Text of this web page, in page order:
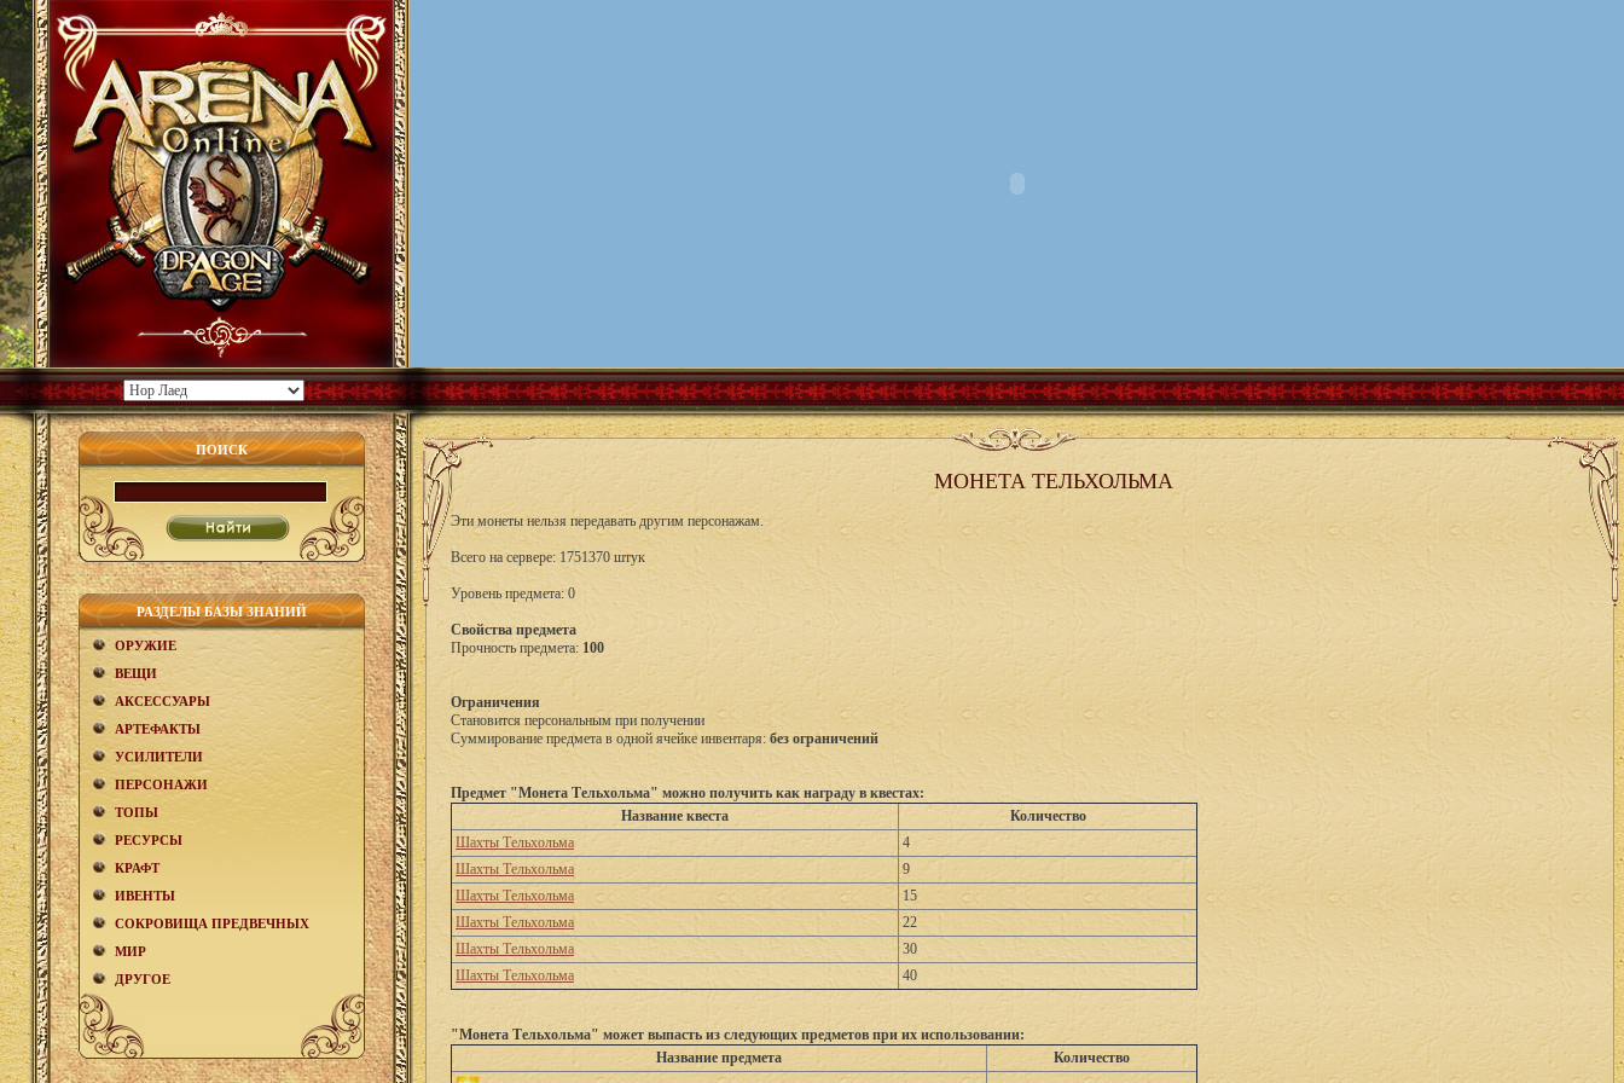
ПОИСК
РАЗДЕЛЫ БАЗЫ ЗНАНИЙ
ОРУЖИЕ
ВЕЩИ
АКCЕСCУАРЫ
АРТЕФАКТЫ
УСИЛИТЕЛИ
ПЕРСОНАЖИ
ТОПЫ
РЕСУРСЫ
КРАФТ
ИВЕНТЫ
СОКРОВИЩА ПРЕДВЕЧНЫХ
МИР
ДРУГОЕ
МОНЕТА ТЕЛЬХОЛЬМА
Эти монеты нельзя передавать другим персонажам.
Всего на сервере: 1751370 штук
Уровень предмета: 0
Свойства предмета
Прочность предмета: 100
Ограничения
Становится персональным при получении
Суммирование предмета в одной ячейке инвентаря: без ограничений
Предмет "Монета Тельхольма" можно получить как награду в квестах:
Название квеста
Количество
Шахты Тельхольма
4
Шахты Тельхольма
9
Шахты Тельхольма
15
Шахты Тельхольма
22
Шахты Тельхольма
30
Шахты Тельхольма
40
"Монета Тельхольма" может выпасть из следующих предметов при их использовании:
Название предмета
Количество